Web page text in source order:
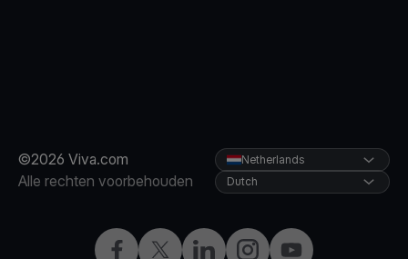
©2026 Viva.com
Alle rechten voorbehouden
FacebookTwitterLinkedInInstagramYouTube
Netherlands
Dutch